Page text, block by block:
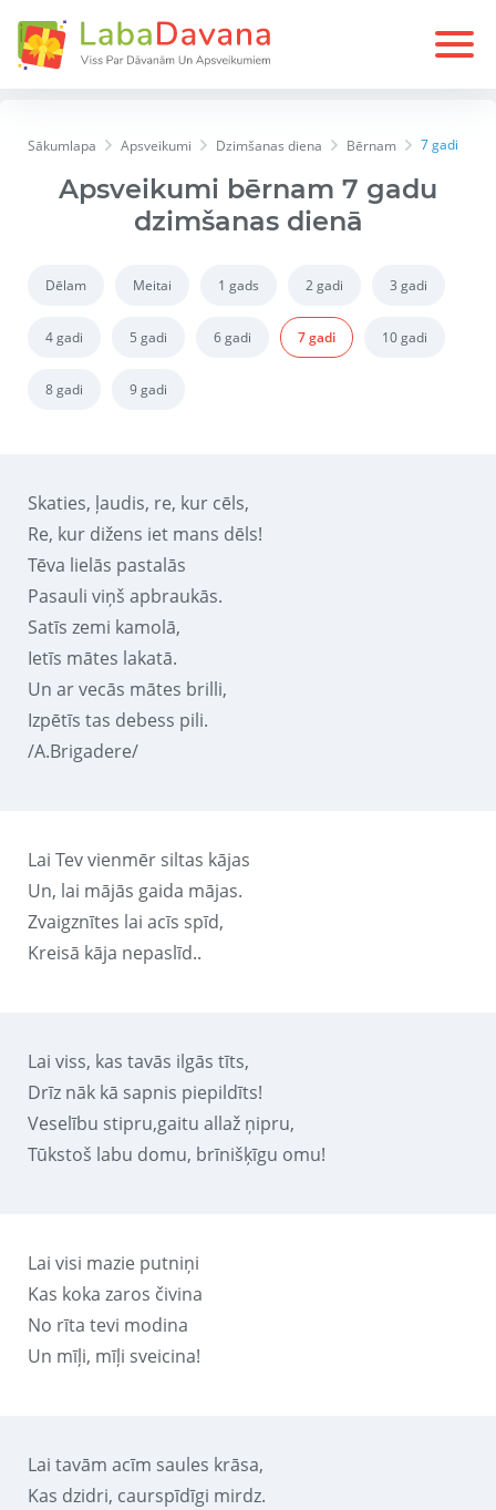
Sākumlapa Apsveikumi Dzimšanas diena Bērnam 7 gadi
Apsveikumi bērnam 7 gadu
dzimšanas dienā
Dēlam Meitai 1 gads 2 gadi 3 gadi
4 gadi 5 gadi 6 gadi 7 gadi 10 gadi
8 gadi 9 gadi
Skaties, ļaudis, re, kur cēls,
Re, kur dižens iet mans dēls!
Tēva lielās pastalās
Pasauli viņš apbraukās.
Satīs zemi kamolā,
Ietīs mātes lakatā.
Un ar vecās mātes brilli,
Izpētīs tas debess pili.
/A.Brigadere/
Lai Tev vienmēr siltas kājas
Un, lai mājās gaida mājas.
Zvaigznītes lai acīs spīd,
Kreisā kāja nepaslīd..
Lai viss, kas tavās ilgās tīts,
Drīz nāk kā sapnis piepildīts!
Veselību stipru,gaitu allaž ņipru,
Tūkstoš labu domu, brīnišķīgu omu!
Lai visi mazie putniņi
Kas koka zaros čivina
No rīta tevi modina
Un mīļi, mīļi sveicina!
Lai tavām acīm saules krāsa,
Kas dzidri, caurspīdīgi mirdz.